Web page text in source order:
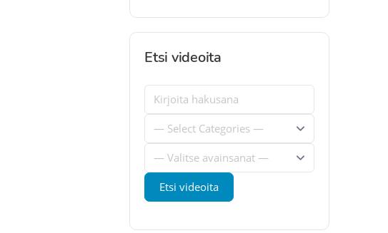
Etsi videoita